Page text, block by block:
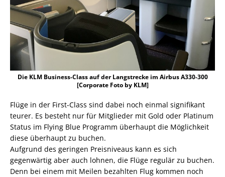
Die KLM Business-Class auf der Langstrecke im Airbus A330-300
[Corporate Foto by KLM]
Flüge in der First-Class sind dabei noch einmal signifikant
teurer. Es besteht nur für Mitglieder mit Gold oder Platinum
Status im Flying Blue Programm überhaupt die Möglichkeit
diese überhaupt zu buchen.
Aufgrund des geringen Preisniveaus kann es sich
gegenwärtig aber auch lohnen, die Flüge regulär zu buchen.
Denn bei einem mit Meilen bezahlten Flug kommen noch